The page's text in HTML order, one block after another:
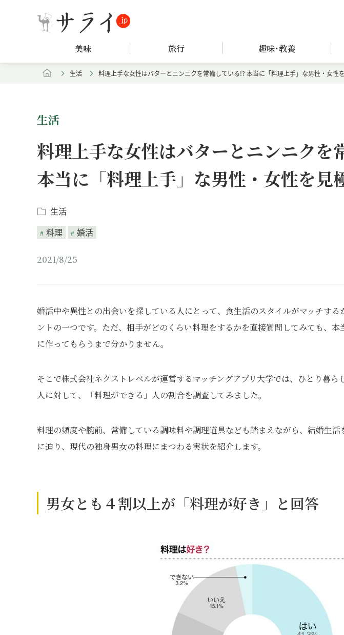
美味 旅行 趣味･教養
生活 料理上手な女性はバターとニンニクを常備している!? 本当に「料理上手」な男性・女性
生活
料理上手な女性はバターとニンニクを
本当に「料理上手」な男性・女性を見
生活
料理
婚活
2021/8/25
婚活中や異性との出会いを探している人にとって、食生活のスタイルがマッチする
ントの一つです。ただ、相手がどのくらい料理をするかを直接質問してみても、
に作ってもらうまで分かりません。
そこで株式会社ネクストレベルが運営するマッチングアプリ大学では、ひとり暮ら
人に対して、「料理ができる」人の割合を調査してみました。
料理の頻度や腕前、常備している調味料や調理道具なども踏まえながら、結婚生
に迫り、現代の独身男女の料理にまつわる実状を紹介します。
男女とも４割以上が「料理が好き」と回答